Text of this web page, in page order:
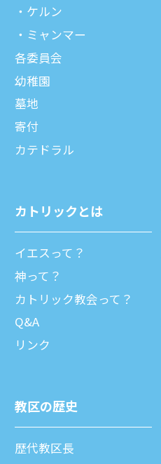
ケルン
ミャンマー
各委員会
幼稚園
墓地
寄付
カテドラル
カトリックとは
イエスって？
神って？
カトリック教会って？
Q&A
リンク
教区の歴史
歴代教区⻑